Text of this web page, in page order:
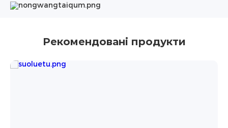
Рекомендовані продукти